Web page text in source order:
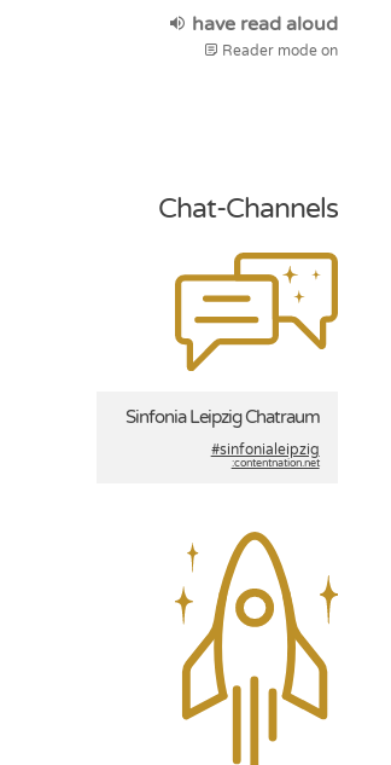
Chat-Channels
Sinfonia Leipzig Chatraum
#sinfonialeipzig
:contentnation.net
have read aloud
Reader mode on